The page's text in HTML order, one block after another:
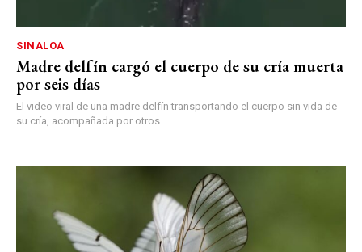
SINALOA
Madre delfín cargó el cuerpo de su cría muerta
por seis días
El video viral de una madre delfín transportando el cuerpo sin vida de
su cría, acompañada por otros...